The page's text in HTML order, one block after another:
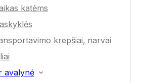
katėms
krepšiai, narvai
avalynė